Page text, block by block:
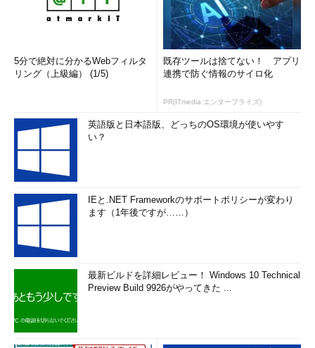
図6 Eコマースサイト・リニューアルとその対応方法
れ、独自開発を行っています。また、ここ数年のクラウド化の流
れを受けて、EコマースでもPaaS（Platform as a Service）によ
による商品訴求の強化」となっています。図7に示したZapposは
そうした新しいUI/UXの一例です。こうした目的を達成するた
タマイズ対応が求められることになります。
5分で絶対に分かるWebフィルタ
リング（上級編） (1/5)
既存ツールは捨てない！ アプリ
連携で防ぐ情報のサイロ化
PR(ITmedia エンタープライズ)
英語版と日本語版、どっちのOS環境が使いやす
い？
IEと.NET Frameworkのサポートポリシーが変わり
ます（1年後ですが……）
最新ビルドを詳細レビュー！ Windows 10 Technical
Preview Build 9926がやってきた ...